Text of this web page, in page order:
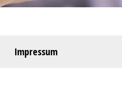
Impressum